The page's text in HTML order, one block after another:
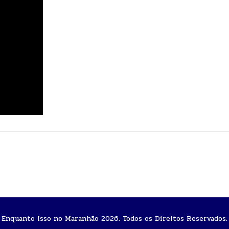
Enquanto Isso no Maranhão 2026. Todos os Direitos Reservados.